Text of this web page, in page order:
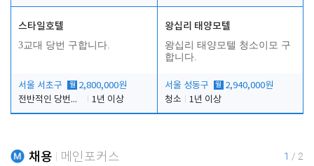
스타일호텔
3교대 당번 구합니다.
서울 서초구 월 2,800,000원
전반적인 당번업무
1년 이상
왕십리 태양모텔
왕십리 태양모텔 청소이모 구
합니다.
서울 성동구 월 2,940,000원
청소
1년 이상
채용 메인포커스 1 / 2